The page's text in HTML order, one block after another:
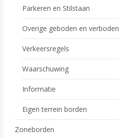
Parkeren en Stilstaan
Overige geboden en verboden
Verkeersregels
Waarschuwing
Informatie
Eigen terrein borden
Zoneborden